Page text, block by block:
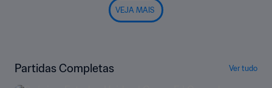
VEJA MAIS
Partidas Completas Ver tudo